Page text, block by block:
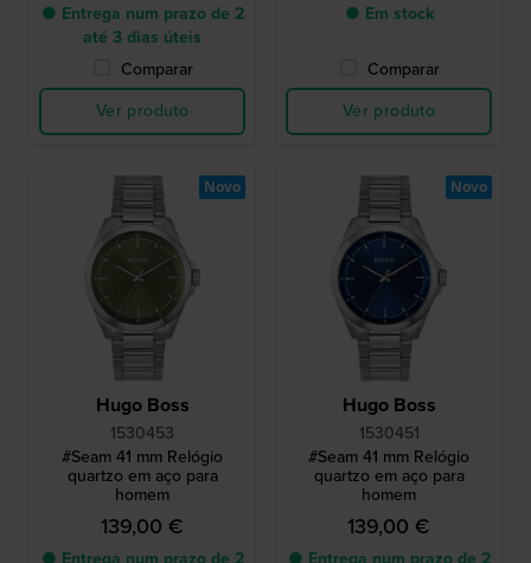
● Entrega num prazo de 2
até 3 dias úteis
Comparar
Ver produto
● Em stock
Comparar
Ver produto
Hugo Boss
1530453
#Seam 41 mm Relógio
quartzo em aço para
homem
139,00 €
Novo
Hugo Boss
1530451
#Seam 41 mm Relógio
quartzo em aço para
homem
139,00 €
Novo